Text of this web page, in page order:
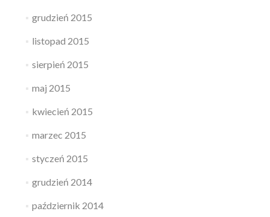
grudzień 2015
listopad 2015
sierpień 2015
maj 2015
kwiecień 2015
marzec 2015
styczeń 2015
grudzień 2014
październik 2014